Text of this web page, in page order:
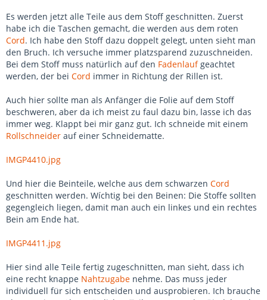
Es werden jetzt alle Teile aus dem Stoff geschnitten. Zuerst
habe ich die Taschen gemacht, die werden aus dem roten
Cord. Ich habe den Stoff dazu doppelt gelegt, unten sieht man
den Bruch. Ich versuche immer platzsparend zuzuschneiden.
Bei dem Stoff muss natürlich auf den Fadenlaufgeachtet
werden, der bei Cord immer in Richtung der Rillen ist.
Auch hier sollte man als Anfänger die Folie auf dem Stoff
beschweren, aber da ich meist zu faul dazu bin, lasse ich das
immer weg. Klappt bei mir ganz gut. Ich schneide mit einem
Rollschneider auf einer Schneidematte.
IMGP4410.jpg
Und hier die Beinteile, welche aus dem schwarzen Cord
geschnitten werden. Wíchtig bei den Beinen: Die Stoffe sollten
gegengleich liegen, damit man auch ein linkes und ein rechtes
Bein am Ende hat.
IMGP4411.jpg
Hier sind alle Teile fertig zugeschnitten, man sieht, dass ich
eine recht knappe Nahtzugabe nehme. Das muss jeder
individuell für sich entscheiden und ausprobieren. Ich brauche